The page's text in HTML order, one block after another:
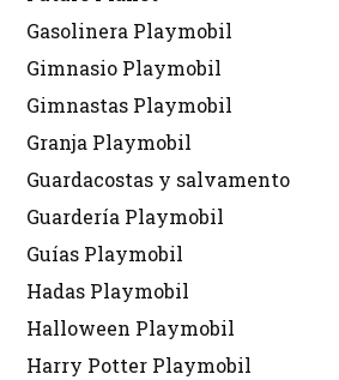
Gasolinera Playmobil
Gimnasio Playmobil
Gimnastas Playmobil
Granja Playmobil
Guardacostas y salvamento
Guardería Playmobil
Guías Playmobil
Hadas Playmobil
Halloween Playmobil
Harry Potter Playmobil